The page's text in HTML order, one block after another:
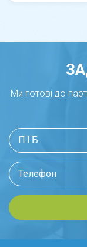
Ми готові до